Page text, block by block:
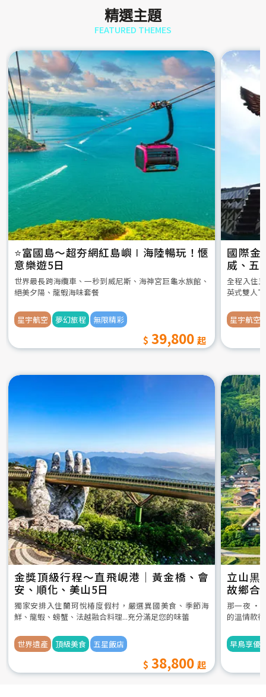
精選主題
FEATURED THEMES
⭐️富國島～超夯網紅島嶼∣海陸暢玩！愜
意樂遊5日
世界最長跨海纜車、一秒到威尼斯、海神宮巨龜水族館、
絕美夕陽、龍蝦海味套餐
星宇航空 夢幻旅程 無限精彩
39,800
國際金
威、五
全程入住
英式雙人
星宇航空
金獎頂級行程～直飛峴港｜黃金橋、會
安、順化、美山5日
獨家安排入住蘭珂悅椿度假村，嚴選異國美食、季節海
鮮、龍蝦、螃蟹、法越融合料理...充分滿足您的味蕾
世界遺產 頂級美食 五星飯店
38,800
立山黒
故鄉合
5日
那一夜 ‧
的溫情款
早鳥享優